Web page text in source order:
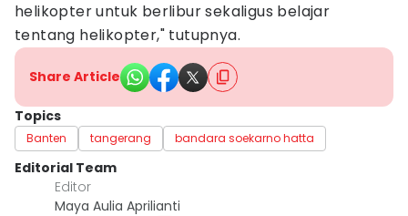
helikopter untuk berlibur sekaligus belajar
tentang helikopter," tutupnya.
Share Article
Topics
Banten tangerang bandara soekarno hatta
Editorial Team
Editor
Maya Aulia Aprilianti